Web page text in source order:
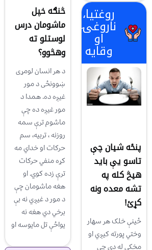
روغتیا،
ناروغۍ
او
وقایه
پنځه شیان چې
تاسو یې باید
هیڅ کله په
تشه معده ونه
کړئ!
ځینې خلک هر سهار
وختي پورته کیږي او
مخکې له دې چې
څنګه خپل
ماشومان درس
لوستلو ته
وهڅوو؟
د هر انسان لومړى
ښوونځى د مور
غيږه ده. همدا د
مور غيږه ده چې
ماشوم ترې سمه
روزنه ، تربيه، سم
حرکات او خداي مه
کړه منفي حرکات
ترې زده کوي. او
هغه ماشومان چې
د مور د غيږي نه بې
برخي دي هغه نه
يواځې تل مايوسه او